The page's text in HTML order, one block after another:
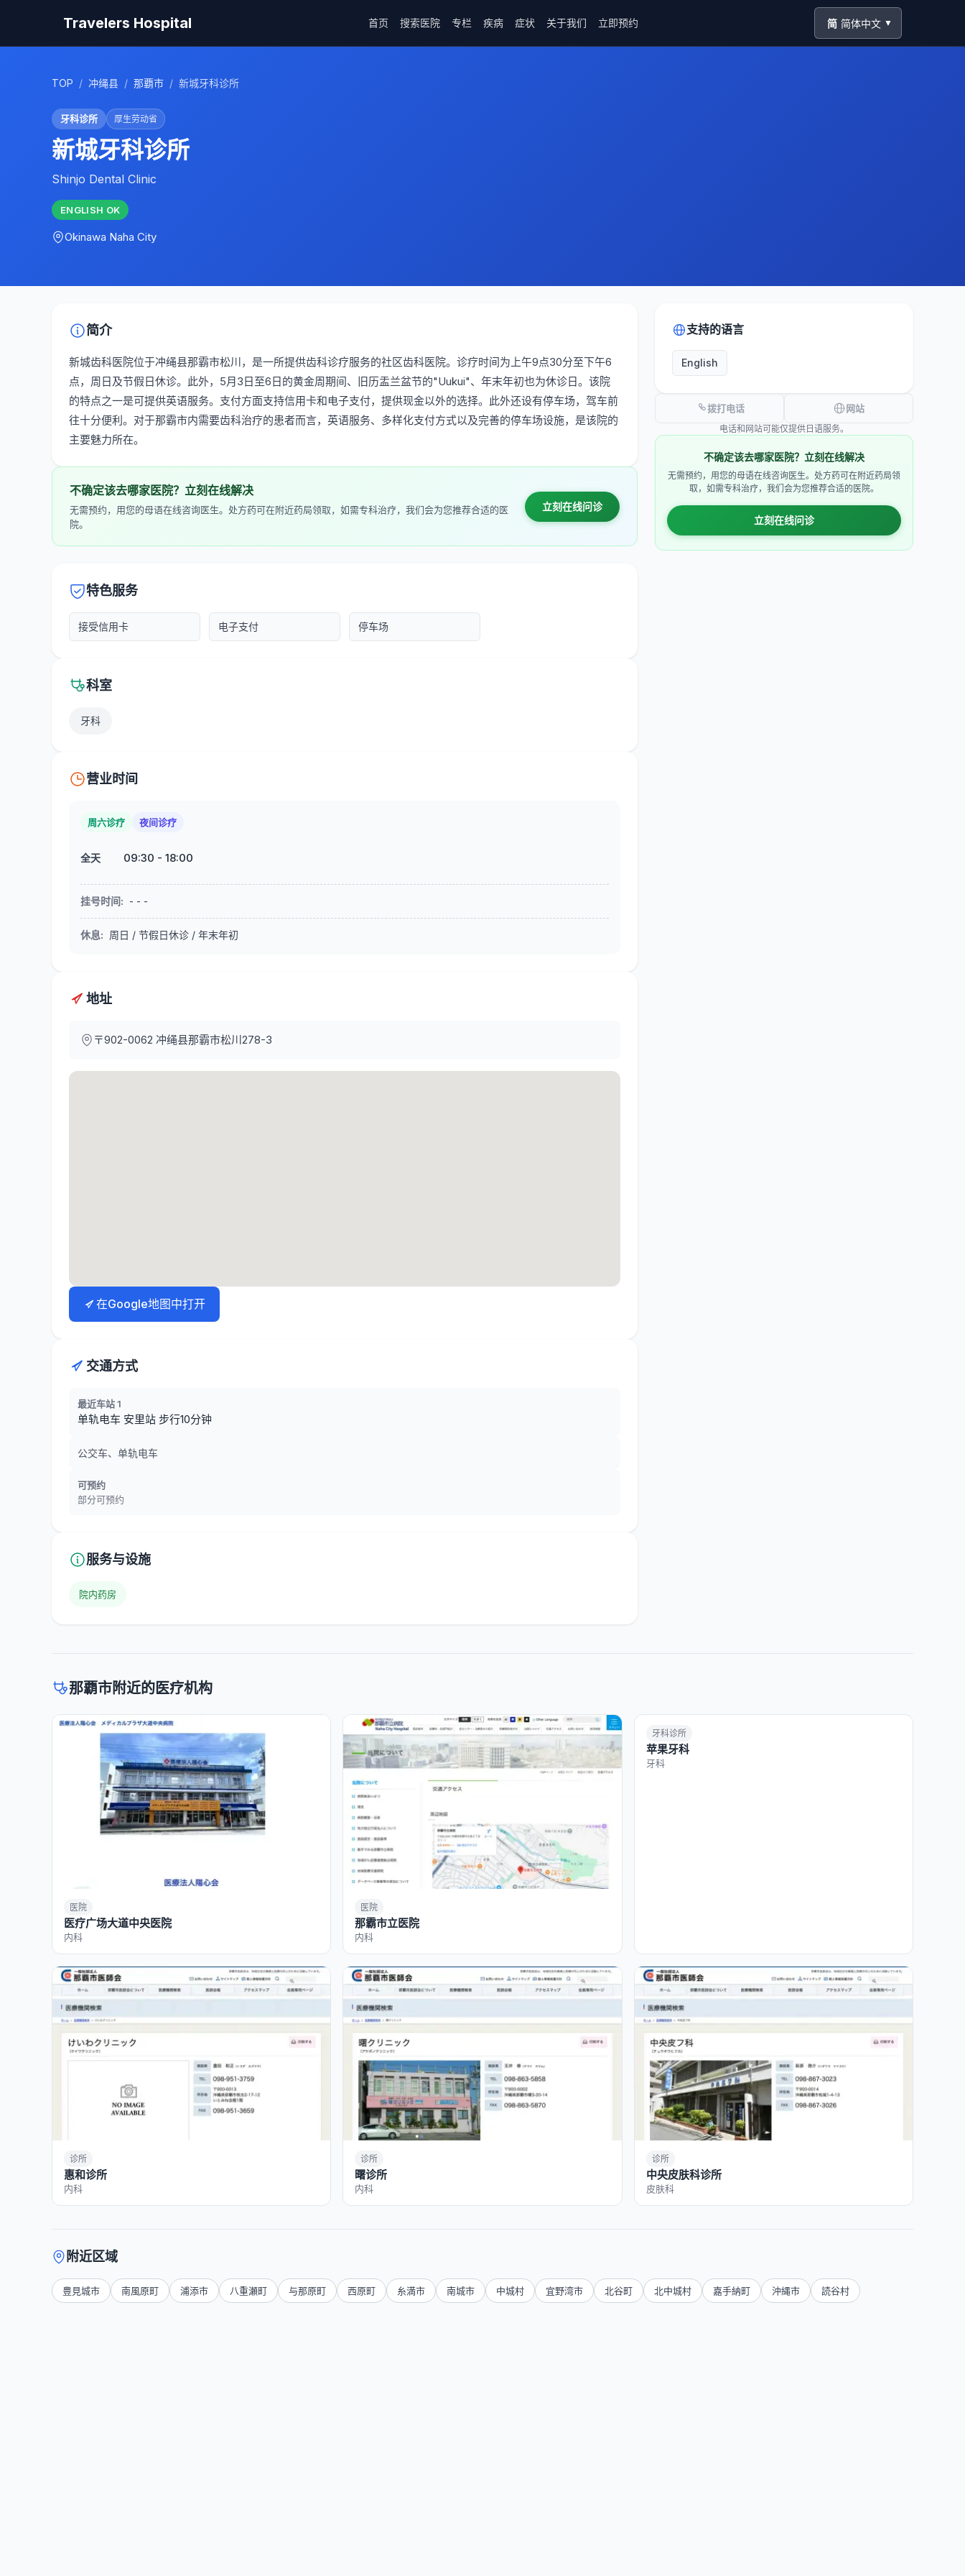
Travelers Hospital 首页 搜索医院 专栏 疾病 症状 关于我们 立即预约 简 简体中文 ▼
TOP / 冲绳县 / 那覇市 / 新城牙科诊所
牙科诊所 厚生劳动省
新城牙科诊所
Shinjo Dental Clinic
ENGLISH OK
Okinawa Naha City
简介
新城齿科医院位于冲绳县那霸市松川，是一所提供齿科诊疗服务的社区齿科医院。诊疗时间为上午9点30分至下午6
点，周日及节假日休诊。此外，5月3日至6日的黄金周期间、旧历盂兰盆节的"Uukui"、年末年初也为休诊日。该院
的特点之一是可提供英语服务。支付方面支持信用卡和电子支付，提供现金以外的选择。此外还设有停车场，驾车前
往十分便利。对于那霸市内需要齿科治疗的患者而言，英语服务、多样化支付方式以及完善的停车场设施，是该院的
主要魅力所在。
不确定该去哪家医院？立刻在线解决
无需预约，用您的母语在线咨询医生。处方药可在附近药局领取，如需专科治疗，我们会为您推荐合适的医
院。
立刻在线问诊
特色服务
接受信用卡 电子支付 停车场
科室
牙科
营业时间
周六诊疗 夜间诊疗
全天 09:30 - 18:00
挂号时间: - - -
休息: 周日 / 节假日休诊 / 年末年初
地址
〒902-0062 冲绳县那霸市松川278-3
在Google地图中打开
交通方式
最近车站 1
单轨电车 安里站 步行10分钟
公交车、单轨电车
可预约
部分可预约
服务与设施
院内药房
支持的语言
English
拨打电话 网站
电话和网站可能仅提供日语服务。
不确定该去哪家医院？立刻在线解决
无需预约，用您的母语在线咨询医生。处方药可在附近药局领
取，如需专科治疗，我们会为您推荐合适的医院。
立刻在线问诊
那覇市附近的医疗机构
医院
医疗广场大道中央医院
内科
医院
那霸市立医院
内科
牙科诊所
苹果牙科
牙科
诊所
惠和诊所
内科
诊所
曙诊所
内科
诊所
中央皮肤科诊所
皮肤科
附近区域
豊見城市 南風原町 浦添市 八重瀬町 与那原町 西原町 糸満市 南城市 中城村 宜野湾市 北谷町 北中城村 嘉手納町 沖縄市 読谷村